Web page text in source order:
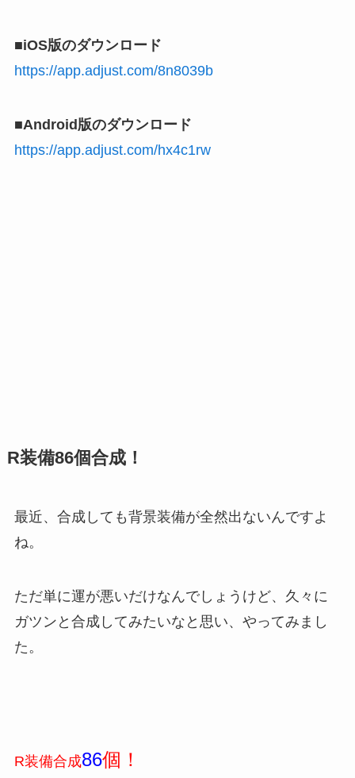
■iOS版のダウンロード
https://app.adjust.com/8n8039b
■Android版のダウンロード
https://app.adjust.com/hx4c1rw
R装備86個合成！
最近、合成しても背景装備が全然出ないんですよ
ね。
ただ単に運が悪いだけなんでしょうけど、久々に
ガツンと合成してみたいなと思い、やってみまし
た。
R装備合成86個！